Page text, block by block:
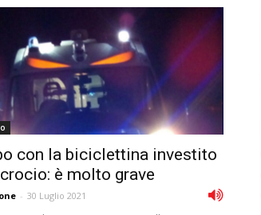
con la biciclettina investito
è molto grave
- 30 Luglio 2021